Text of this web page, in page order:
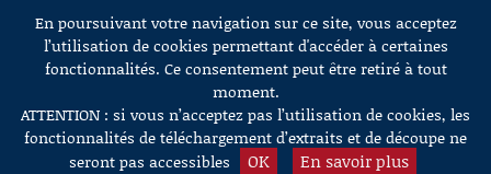
Aller au contenu
En poursuivant votre navigation sur ce site, vous acceptez
l’utilisation de cookies permettant d'accéder à certaines
fonctionnalités. Ce consentement peut être retiré à tout
moment.
ATTENTION : si vous n’acceptez pas l’utilisation de cookies, les
fonctionnalités de téléchargement d’extraits et de découpe ne
seront pas accessibles
OK En savoir plus